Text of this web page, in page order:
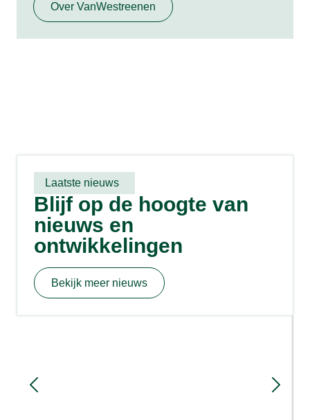
Over VanWestreenen
Laatste nieuws
Blijf op de hoogte van
nieuws en
ontwikkelingen
Bekijk meer nieuws